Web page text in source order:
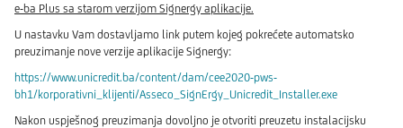
e-ba Plus sa starom verzijom Signergy aplikacije.
U nastavku Vam dostavljamo link putem kojeg pokrećete automatsko
preuzimanje nove verzije aplikacije Signergy:
https://www.unicredit.ba/content/dam/cee2020-pws-
bh1/korporativni_klijenti/Asseco_SignErgy_Unicredit_Installer.exe
Nakon uspješnog preuzimanja dovoljno je otvoriti preuzetu instalacijsku